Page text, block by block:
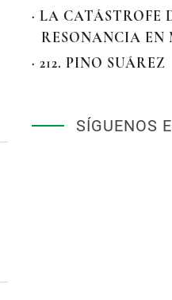
· LA CATÁSTROFE
RESONANCIA EN
· 212. PINO SUÁREZ
SÍGUENOS